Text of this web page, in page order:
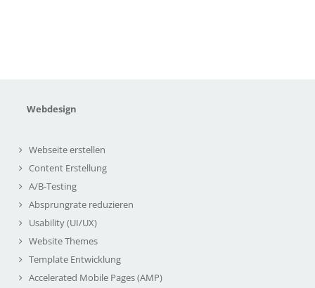
Webdesign
Webseite erstellen
Content Erstellung
A/B-Testing
Absprungrate reduzieren
Usability (UI/UX)
Website Themes
Template Entwicklung
Accelerated Mobile Pages (AMP)